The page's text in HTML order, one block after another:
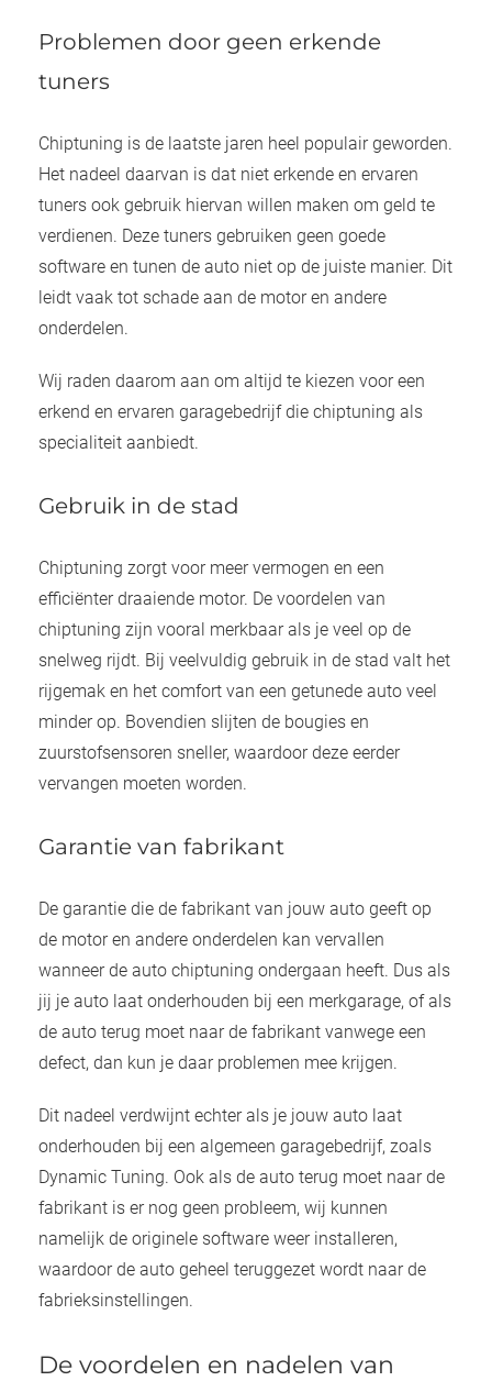
Problemen door geen erkende
tuners
Chiptuning is de laatste jaren heel populair geworden.
Het nadeel daarvan is dat niet erkende en ervaren
tuners ook gebruik hiervan willen maken om geld te
verdienen. Deze tuners gebruiken geen goede
software en tunen de auto niet op de juiste manier. Dit
leidt vaak tot schade aan de motor en andere
onderdelen.
Wij raden daarom aan om altijd te kiezen voor een
erkend en ervaren garagebedrijf die chiptuning als
specialiteit aanbiedt.
Gebruik in de stad
Chiptuning zorgt voor meer vermogen en een
efficiënter draaiende motor. De voordelen van
chiptuning zijn vooral merkbaar als je veel op de
snelweg rijdt. Bij veelvuldig gebruik in de stad valt het
rijgemak en het comfort van een getunede auto veel
minder op. Bovendien slijten de bougies en
zuurstofsensoren sneller, waardoor deze eerder
vervangen moeten worden.
Garantie van fabrikant
De garantie die de fabrikant van jouw auto geeft op
de motor en andere onderdelen kan vervallen
wanneer de auto chiptuning ondergaan heeft. Dus als
jij je auto laat onderhouden bij een merkgarage, of als
de auto terug moet naar de fabrikant vanwege een
defect, dan kun je daar problemen mee krijgen.
Dit nadeel verdwijnt echter als je jouw auto laat
onderhouden bij een algemeen garagebedrijf, zoals
Dynamic Tuning. Ook als de auto terug moet naar de
fabrikant is er nog geen probleem, wij kunnen
namelijk de originele software weer installeren,
waardoor de auto geheel teruggezet wordt naar de
fabrieksinstellingen.
De voordelen en nadelen van